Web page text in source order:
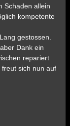
Schaden allein
kompetente
gestossen.
Dank ein
repariert
sich nun auf